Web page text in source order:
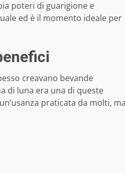
poteri di guarigione e
ed è il momento ideale per
creavano bevande
di luna era una di queste
praticata da molti,